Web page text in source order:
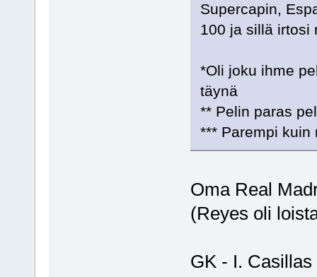
Supercapin,
100 ja sillä irtosi
*Oli joku ihme
täynä
** Pelin paras
*** Parempi
Oma Real
(Reyes oli
GK - I. Casillas